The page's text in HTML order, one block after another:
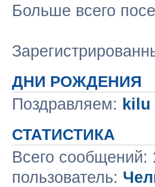
Больше всего
ДНИ РОЖДЕНИЯ
Поздравляем: kilu
СТАТИСТИКА
Всего сообщений:
пользователь: